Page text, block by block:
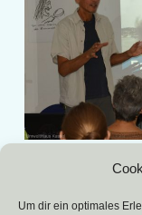
Um dir ein optimales